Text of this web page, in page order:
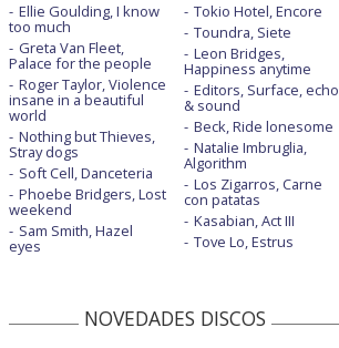
Ellie Goulding, I know
too much
Greta Van Fleet,
Palace for the people
Roger Taylor, Violence
insane in a beautiful
world
Nothing but Thieves,
Stray dogs
Soft Cell, Danceteria
Phoebe Bridgers, Lost
weekend
Sam Smith, Hazel
eyes
Tokio Hotel, Encore
Toundra, Siete
Leon Bridges,
Happiness anytime
Editors, Surface, echo
& sound
Beck, Ride lonesome
Natalie Imbruglia,
Algorithm
Los Zigarros, Carne
con patatas
Kasabian, Act III
Tove Lo, Estrus
NOVEDADES DISCOS